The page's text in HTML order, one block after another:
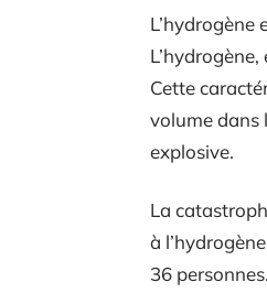
L’hydrogène
Cette
volume dans
explosive.
La
à
36